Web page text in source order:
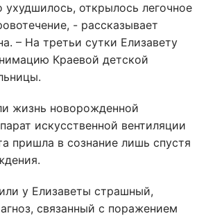
ухудшилось, открылось легочное
- рассказывает
– На третьи сутки Елизавету
Краевой детской
жизнь новорожденной
искусственной вентиляции
пришла в сознание лишь спустя
у Елизаветы страшный,
связанный с поражением